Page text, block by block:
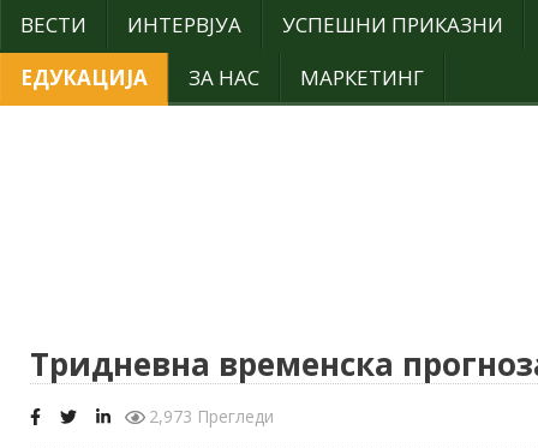
ВЕСТИ ИНТЕРВЈУА
УСПЕШНИ ПРИКАЗНИ
ЕДУКАЦИЈА
ЗА НАС МАРКЕТИНГ
Тридневна временска
2,973 Прегледи